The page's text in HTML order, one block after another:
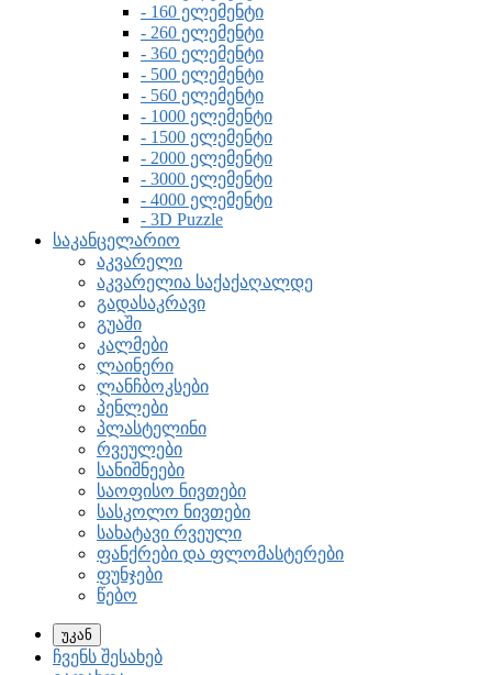
- 160 ელემენტი
- 260 ელემენტი
- 360 ელემენტი
- 500 ელემენტი
- 560 ელემენტი
- 1000 ელემენტი
- 1500 ელემენტი
- 2000 ელემენტი
- 3000 ელემენტი
- 4000 ელემენტი
- 3D Puzzle
საკანცელარიო
აკვარელი
აკვარელია საქაქაღალდე
გადასაკრავი
გუაში
კალმები
ლაინერი
ლანჩბოკსები
პენლები
პლასტელინი
რვეულები
სანიშნეები
საოფისო ნივთები
სასკოლო ნივთები
სახატავი რვეული
ფანქრები და ფლომასტერები
ფუნჯები
წებო
უკან
ჩვენს შესახებ